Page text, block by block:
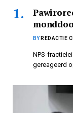
BY REDACTIE
NPS-
gereageerd